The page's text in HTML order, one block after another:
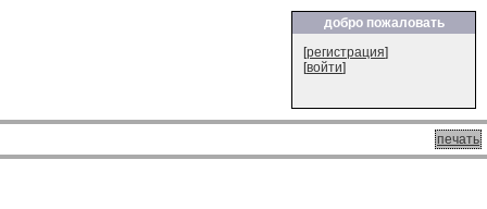
добро пожаловать
[регистрация]
[войти]
печать